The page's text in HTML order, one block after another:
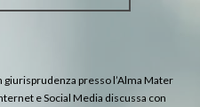
presso l’Alma Mater
e Social Media discussa con